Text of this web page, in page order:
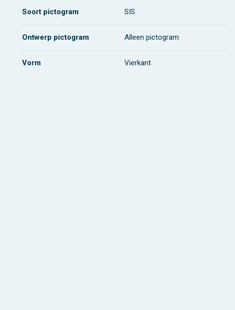
Soort pictogram SIS
Ontwerp pictogram Alleen pictogram
Vorm Vierkant